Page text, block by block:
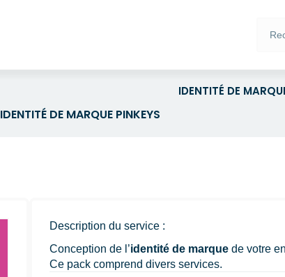
IDENTITÉ DE
IDENTITÉ DE MARQUE PINKEYS
Description du service :
Conception de l’identité de marque de votre
Ce pack comprend divers services.